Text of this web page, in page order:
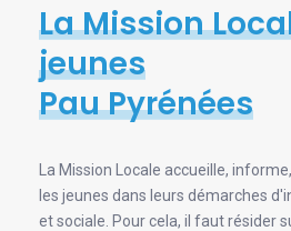
La Mission
jeunes
Pau Pyrénées
La Mission Locale accueille,
les jeunes dans leurs démarches
et sociale. Pour cela, il faut résider